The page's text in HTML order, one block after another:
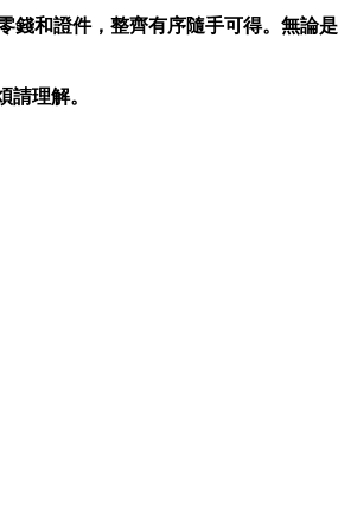
和證件，整齊有序隨手可得。無論
理解。